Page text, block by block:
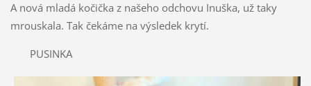
A nová mladá kočička z našeho odchovu Inuška, už taky
mrouskala. Tak čekáme na výsledek krytí.
PUSINKA